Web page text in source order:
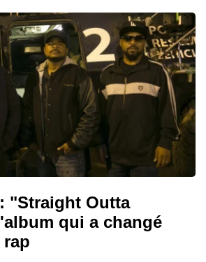
"Straight Outta
qui a changé